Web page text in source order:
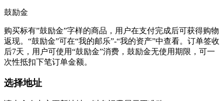
鼓励金
购买标有”鼓励金”字样的商品，用户在支付完成后可获得购物
返现。“鼓励金”可在“我的邮乐”-“我的资产”中查看。订单签收
后7天，用户可使用“鼓励金”消费，鼓励金无使用期限，可一
次性抵扣下笔订单金额。
选择地址